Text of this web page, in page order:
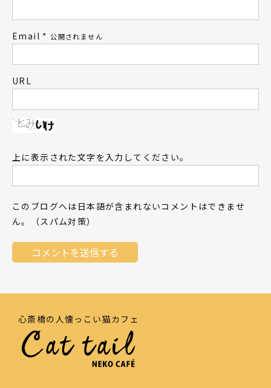
Email * 公開されません
URL
上に表示された文字を入力してください。
このブログへは日本語が含まれないコメントはできませ
ん。（スパム対策）
心斎橋の人懐っこい猫カフェ